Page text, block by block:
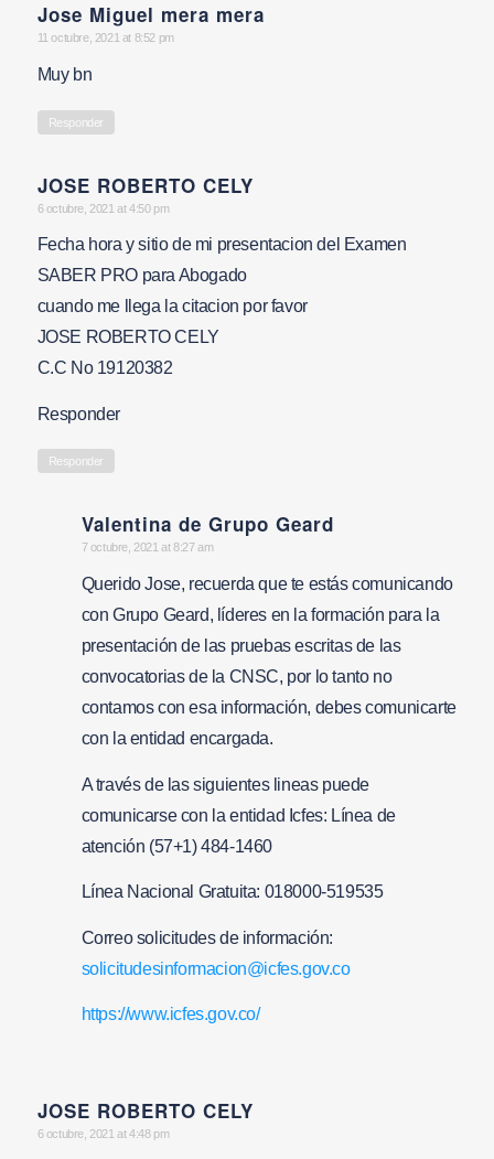
Jose Miguel mera mera
says:
11 octubre, 2021 at 8:52 pm
Muy bn
Responder
JOSE ROBERTO CELY
says:
6 octubre, 2021 at 4:50 pm
Fecha hora y sitio de mi presentacion del Examen
SABER PRO para Abogado
cuando me llega la citacion por favor
JOSE ROBERTO CELY
C.C No 19120382
Responder
Responder
Valentina de Grupo Geard
says:
7 octubre, 2021 at 8:27 am
Querido Jose, recuerda que te estás comunicando
con Grupo Geard, líderes en la formación para la
presentación de las pruebas escritas de las
convocatorias de la CNSC, por lo tanto no
contamos con esa información, debes comunicarte
con la entidad encargada.
A través de las siguientes lineas puede
comunicarse con la entidad Icfes: Línea de
atención (57+1) 484-1460
Línea Nacional Gratuita: 018000-519535
Correo solicitudes de información:
solicitudesinformacion@icfes.gov.co
https://www.icfes.gov.co/
JOSE ROBERTO CELY
says:
6 octubre, 2021 at 4:48 pm